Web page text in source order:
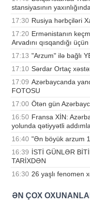
stansiyasının
17:30 Rusiya hərbçiləri
17:20 Ermənistanın
Arvadını qısqandığı
17:13 "Arzum" ilə bağlı
17:10 Sərdar Ortaç
17:09 Azərbaycanda
FOTOSU
17:00 Ötən gün
16:50 Fransa XİN:
yolunda qətiyyətli
16:40 "Ən böyük arzum
16:39 İSTİ GÜNLƏR
TARİXDƏN
16:30 26 yaşlı fenomen
ƏN ÇOX